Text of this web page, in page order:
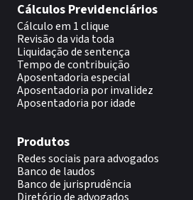
Cálculos Previdenciários
Cálculo em 1 clique
Revisão da vida toda
Liquidação de sentença
Tempo de contribuição
Aposentadoria especial
Aposentadoria por invalidez
Aposentadoria por idade
Produtos
Redes sociais para advogados
Banco de laudos
Banco de jurisprudência